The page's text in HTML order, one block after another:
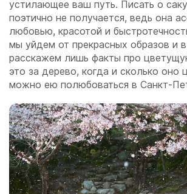
устилающее ваш путь. Писать о
поэтично не получается, ведь она
любовью, красотой и
мы уйдем от прекрасных образов и в
расскажем лишь факты про
это за дерево, когда и сколько оно
можно ею полюбоваться в Санкт-